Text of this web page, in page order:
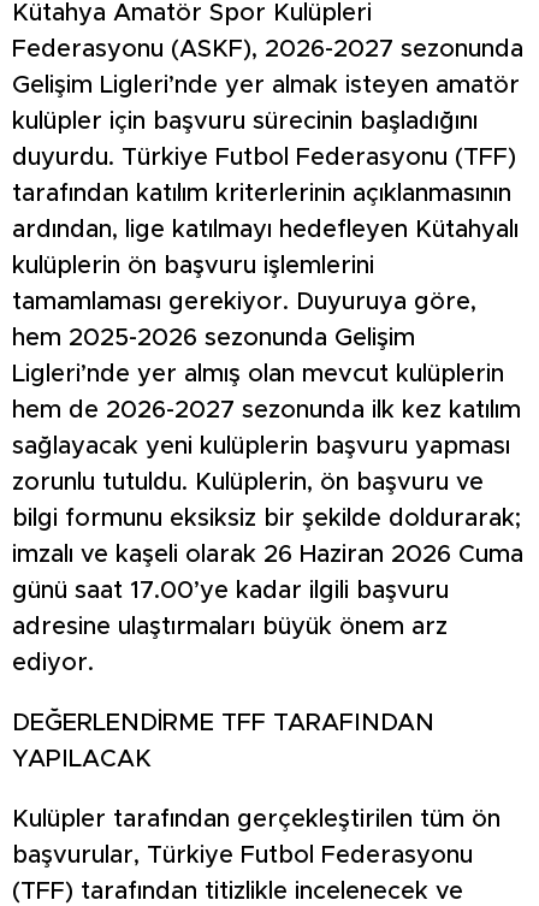
Kütahya Amatör Spor Kulüpleri
Federasyonu (ASKF), 2026-2027 sezonunda
Gelişim Ligleri’nde yer almak isteyen amatör
kulüpler için başvuru sürecinin başladığını
duyurdu. Türkiye Futbol Federasyonu (TFF)
tarafından katılım kriterlerinin açıklanmasının
ardından, lige katılmayı hedefleyen Kütahyalı
kulüplerin ön başvuru işlemlerini
tamamlaması gerekiyor. Duyuruya göre,
hem 2025-2026 sezonunda Gelişim
Ligleri’nde yer almış olan mevcut kulüplerin
hem de 2026-2027 sezonunda ilk kez katılım
sağlayacak yeni kulüplerin başvuru yapması
zorunlu tutuldu. Kulüplerin, ön başvuru ve
bilgi formunu eksiksiz bir şekilde doldurarak;
imzalı ve kaşeli olarak 26 Haziran 2026 Cuma
günü saat 17.00’ye kadar ilgili başvuru
adresine ulaştırmaları büyük önem arz
ediyor.
DEĞERLENDİRME TFF TARAFINDAN
YAPILACAK
Kulüpler tarafından gerçekleştirilen tüm ön
başvurular, Türkiye Futbol Federasyonu
(TFF) tarafından titizlikle incelenecek ve